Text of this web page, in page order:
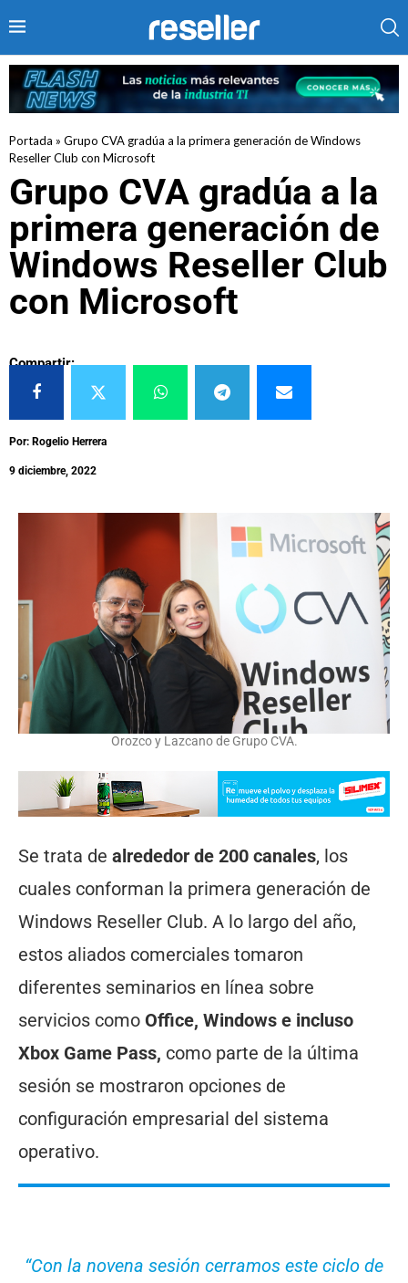
Portada » Grupo CVA gradúa a la primera generación de Windows
Reseller Club con Microsoft
Grupo CVA gradúa a la
primera generación de
Windows Reseller Club
con Microsoft
Compartir:
Por: Rogelio Herrera
9 diciembre, 2022
Orozco y Lazcano de Grupo CVA.
Se trata de alrededor de 200 canales, los
cuales conforman la primera generación de
Windows Reseller Club. A lo largo del año,
estos aliados comerciales tomaron
diferentes seminarios en línea sobre
servicios como Office, Windows e incluso
Xbox Game Pass, como parte de la última
sesión se mostraron opciones de
configuración empresarial del sistema
operativo.
“Con la novena sesión cerramos este ciclo de